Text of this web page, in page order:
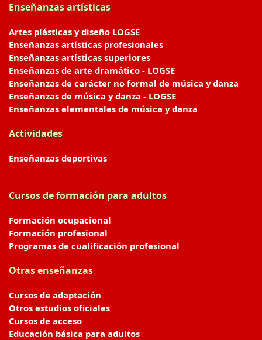
Enseñanzas artísticas
Artes plásticas y diseño LOGSE
Enseñanzas artísticas profesionales
Enseñanzas artísticas superiores
Enseñanzas de arte dramático - LOGSE
Enseñanzas de carácter no formal de música y danza
Enseñanzas de música y danza - LOGSE
Enseñanzas elementales de música y danza
Actividades
Enseñanzas deportivas
Cursos de formación para adultos
Formación ocupacional
Formación profesional
Programas de cualificación profesional
Otras enseñanzas
Cursos de adaptación
Otros estudios oficiales
Cursos de acceso
Educación básica para adultos